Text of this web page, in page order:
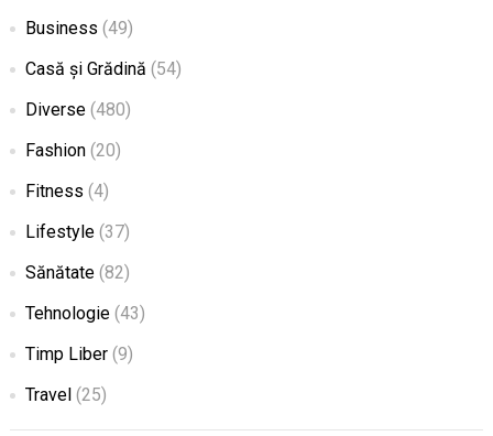
Business (49)
Casă și Grădină (54)
Diverse(480)
Fashion(20)
Fitness (4)
Lifestyle(37)
Sănătate(82)
Tehnologie(43)
Timp Liber(9)
Travel (25)